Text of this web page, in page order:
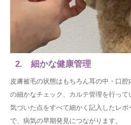
2. 細かな健康管理
皮膚被毛の状態はもちろん耳の中・口
の細かなチェック、カルテ管理を行って
気づいた点をすべて細かく記入したレ
で、病気の早期発見につながります。